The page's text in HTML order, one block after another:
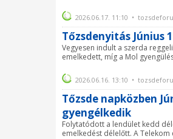
2026.06.17. 11:10 •
Tőzsdenyitás Június
Vegyesen indult a szerda
emelkedett, míg a Mol
2026.06.16. 13:10 •
Tőzsde napközben
gyengélkedik
Folytatódott a lendület kedd
emelkedést délelőtt. A Telekom